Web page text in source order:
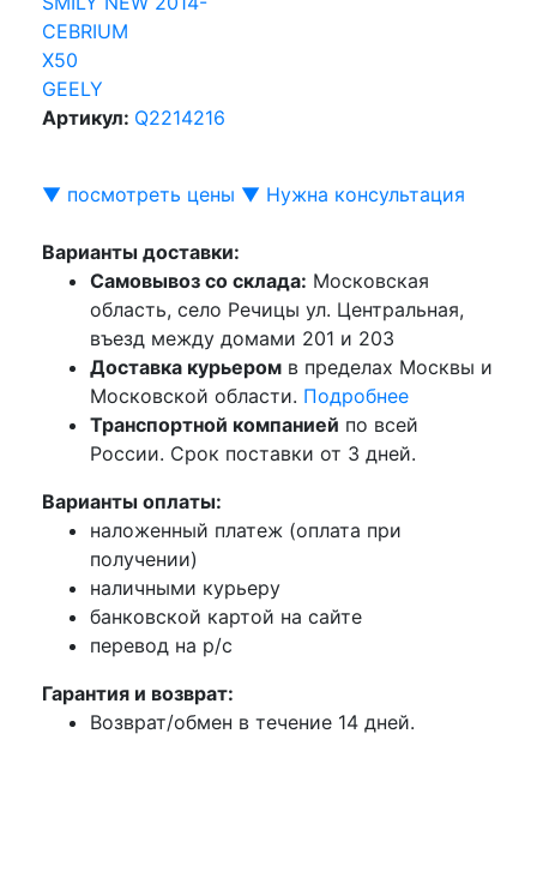
CEBRIUM
X50
GEELY
Артикул: Q2214216
▼ посмотреть цены ▼ Нужна консультация
Варианты доставки:
Самовывоз со склада: Московская
область, село Речицы ул. Центральная,
въезд между домами 201 и 203
Доставка курьером в пределах Москвы и
Московской области. Подробнее
Транспортной компанией по всей
России. Срок поставки от 3 дней.
Варианты оплаты:
наложенный платеж (оплата при
получении)
наличными курьеру
банковской картой на сайте
перевод на р/с
Гарантия и возврат:
Возврат/обмен в течение 14 дней.